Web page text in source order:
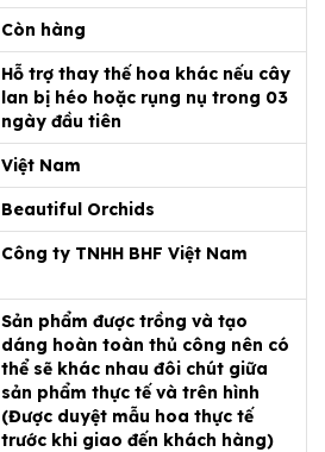
Còn hàng
Hỗ trợ thay thế hoa khác nếu cây
lan bị héo hoặc rụng nụ trong 03
ngày đầu tiên
Việt Nam
Beautiful Orchids
Công ty TNHH BHF Việt Nam
Sản phẩm được trồng và tạo
dáng hoàn toàn thủ công nên có
thể sẽ khác nhau đôi chút giữa
sản phẩm thực tế và trên hình
(Được duyệt mẫu hoa thực tế
trước khi giao đến khách hàng)